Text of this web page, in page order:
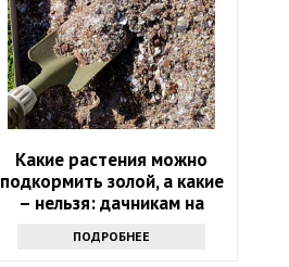
Какие растения можно
подкормить золой, а какие
– нельзя: дачникам на
ПОДРОБНЕЕ